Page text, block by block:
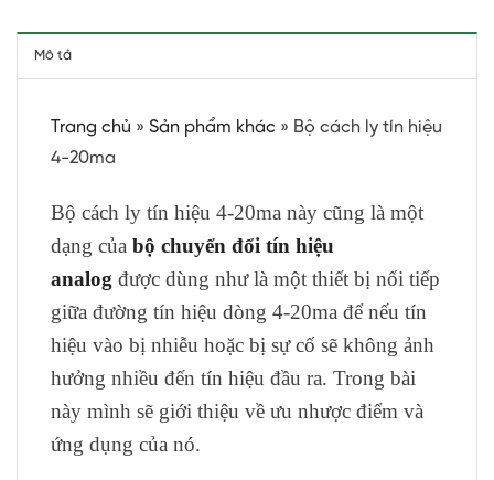
Mô tả
Trang chủ » Sản phẩm khác » Bộ cách ly tín hiệu
4-20ma
Bộ cách ly tín hiệu 4-20ma này cũng là một
dạng của bộ chuyển đổi tín hiệu
analog được dùng như là một thiết bị nối tiếp
giữa đường tín hiệu dòng 4-20ma để nếu tín
hiệu vào bị nhiễu hoặc bị sự cố sẽ không ảnh
hưởng nhiều đến tín hiệu đầu ra. Trong bài
này mình sẽ giới thiệu về ưu nhược điểm và
ứng dụng của nó.